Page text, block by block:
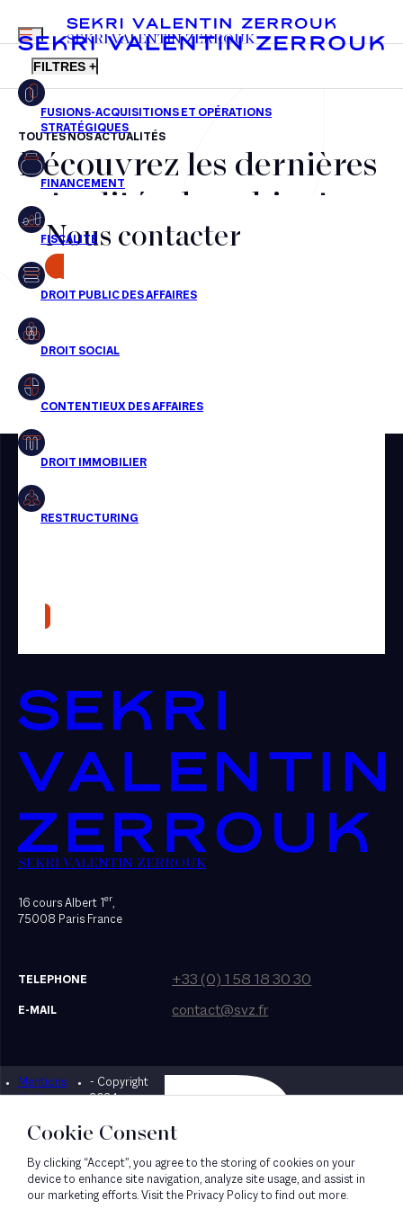
FR EN
MENU
SEKRI VALENTIN ZERROUK
FILTRES +
Fusions-acquisitions et opérations stratégiques
Financement
Fiscalité
Droit public des affaires
Droit social
Droit immobilier
Restructuring
Presse
TOUTES NOS ACTUALITÉS
Découvrez les dernières
actualités du cabinet,
nos récompenses et nos
transactions, jour après
jour
Aucun résultats pour cette recherche
Nous contacter
SEKRI VALENTIN ZERROUK
16 cours Albert 1er,
75008 Paris France
TELEPHONE +33 (0) 1 58 18 30 30
E-MAIL contact@svz.fr
Mentions
légales
- Copyright
2024
Designed by Bonhomme
Cookie Consent
By clicking “Accept”, you agree to the storing of cookies on your
device to enhance site navigation, analyze site usage, and assist in
our marketing efforts. Visit the Privacy Policy to find out more.